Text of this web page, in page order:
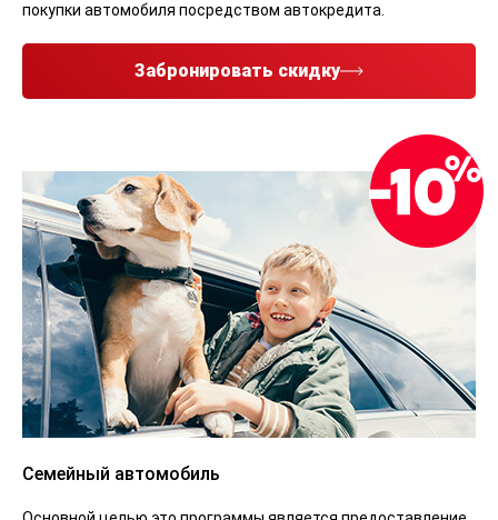
покупки автомобиля посредством автокредита.
Забронировать скидку
Семейный автомобиль